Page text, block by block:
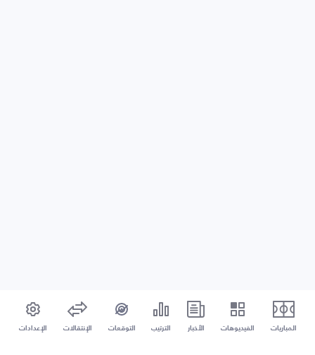
المباريات الفيديوهات الأخبار الترتيب التوقعات الإنتقالات الإعدادات